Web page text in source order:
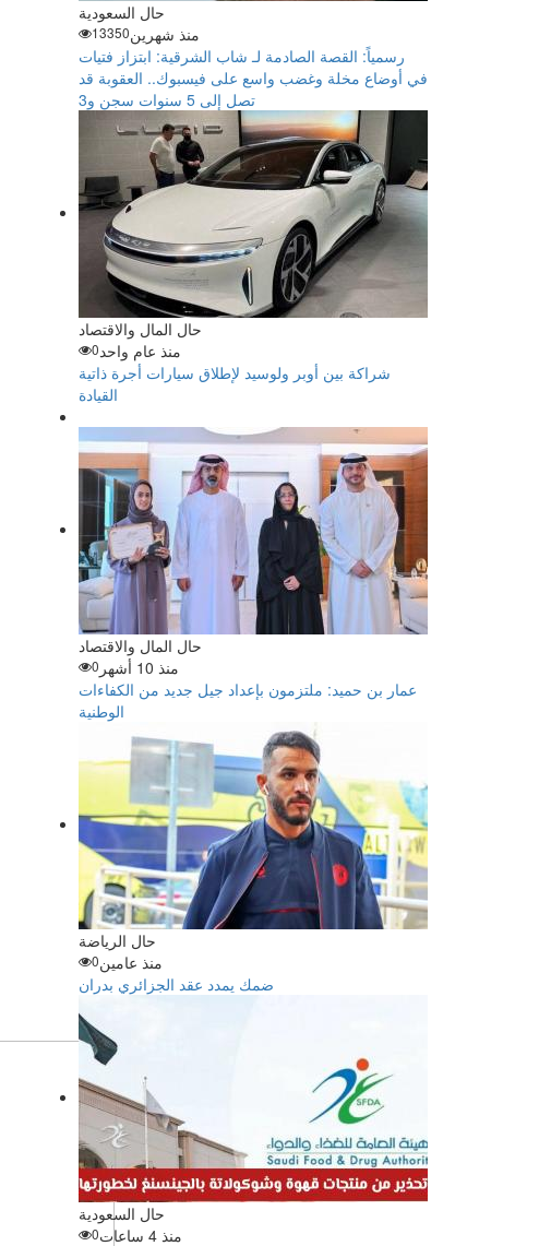
حال السعودية
منذ شهرين13350
رسمياً: القصة الصادمة لـ شاب الشرقية: ابتزاز فتيات
في أوضاع مخلة وغضب واسع على فيسبوك.. العقوبة قد
تصل إلى 5 سنوات سجن و3
حال المال والاقتصاد
منذ عام واحد0
شراكة بين أوبر ولوسيد لإطلاق سيارات أجرة ذاتية
القيادة
حال المال والاقتصاد
منذ 10 أشهر
0
عمار بن حميد: ملتزمون بإعداد جيل جديد من الكفاءات
الوطنية
حال الرياضة
منذ عامين0
ضمك يمدد عقد الجزائري بدران
حال السعودية
منذ 4 ساعات
0